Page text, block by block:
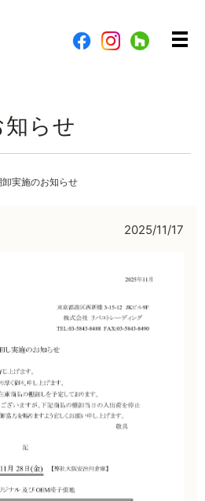
メ
らせ
卸実施のお知らせ
2025/11/17